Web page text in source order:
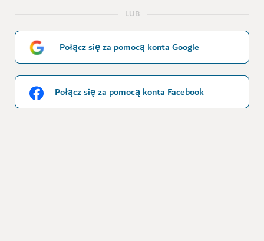
LUB
Połącz się za pomocą konta Google
Połącz się za pomocą konta Facebook